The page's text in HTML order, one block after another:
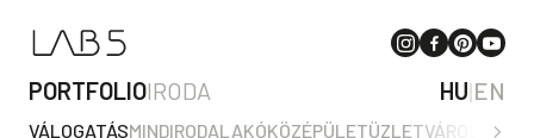
PORTFOLIOIRODA HU|EN
VÁLOGATÁSMINDIRODALAKÓKÖZÉPÜLETÜZLET